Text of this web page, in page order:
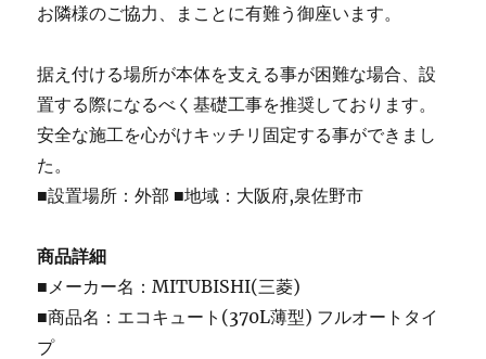
お隣様のご協力、まことに有難う御座います。
据え付ける場所が本体を支える事が困難な場合、設
置する際になるべく基礎工事を推奨しております。
安全な施工を心がけキッチリ固定する事ができまし
た。
■設置場所：外部 ■地域：大阪府,泉佐野市
商品詳細
■メーカー名：MITUBISHI(三菱)
■商品名：エコキュート(370L薄型) フルオートタイ
プ